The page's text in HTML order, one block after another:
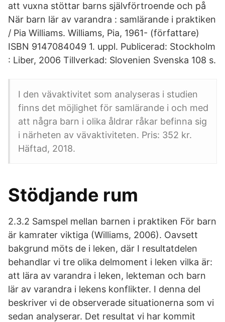
att vuxna stöttar barns självförtroende och på
När barn lär av varandra : samlärande i praktiken
/ Pia Williams. Williams, Pia, 1961- (författare)
ISBN 9147084049 1. uppl. Publicerad: Stockholm
: Liber, 2006 Tillverkad: Slovenien Svenska 108 s.
I den vävaktivitet som analyseras i studien
finns det möjlighet för samlärande i och med
att några barn i olika åldrar råkar befinna sig
i närheten av vävaktiviteten. Pris: 352 kr.
Häftad, 2018.
Stödjande rum
2.3.2 Samspel mellan barnen i praktiken För barn
är kamrater viktiga (Williams, 2006). Oavsett
bakgrund möts de i leken, där I resultatdelen
behandlar vi tre olika delmoment i leken vilka är:
att lära av varandra i leken, lekteman och barn
lär av varandra i lekens konflikter. I denna del
beskriver vi de observerade situationerna som vi
sedan analyserar. Det resultat vi har kommit